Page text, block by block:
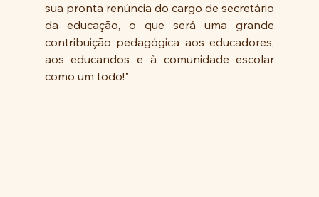
sua pronta renúncia do cargo de secretário
da educação, o que será uma grande
contribuição pedagógica aos educadores,
aos educandos e à comunidade escolar
como um todo!"